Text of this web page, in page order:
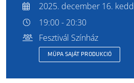
2025. december 16. kedd
19:00 - 20:30
Fesztivál Színház
MÜPA SAJÁT PRODUKCIÓ